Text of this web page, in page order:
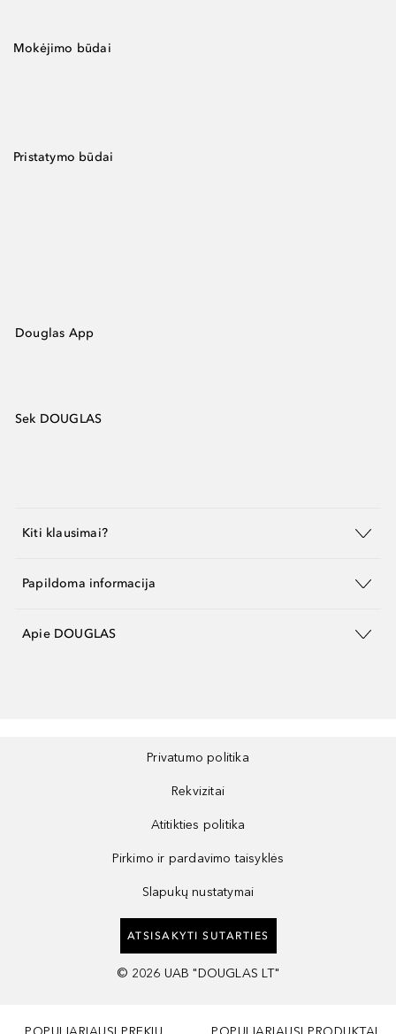
Mokėjimo būdai
Pristatymo būdai
Douglas App
Sek DOUGLAS
Kiti klausimai?
Papildoma informacija
Apie DOUGLAS
Privatumo politika
Rekvizitai
Atitikties politika
Pirkimo ir pardavimo taisyklės
Slapukų nustatymai
ATSISAKYTI SUTARTIES
© 2026 UAB "DOUGLAS LT"